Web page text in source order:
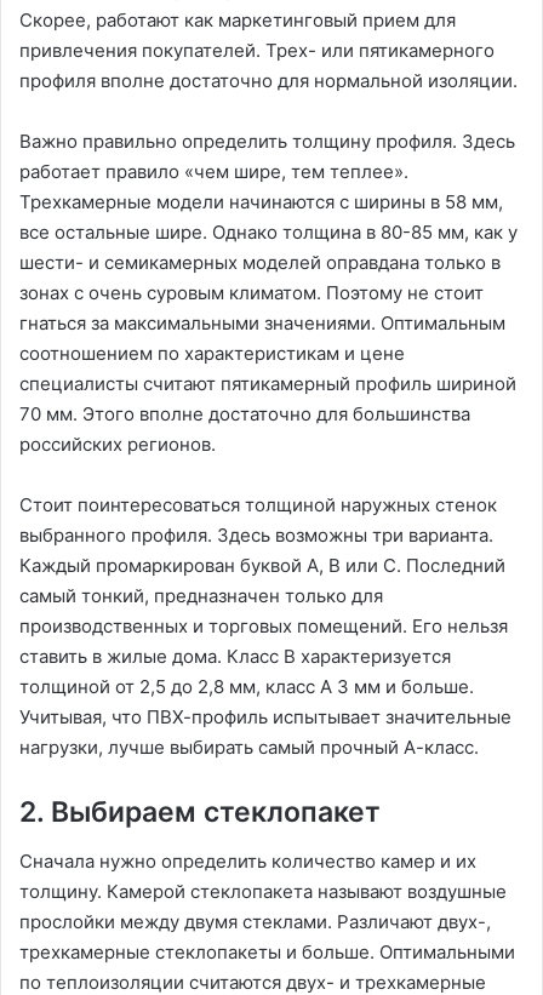
Скорее, работают как маркетинговый прием для
привлечения покупателей. Трех- или пятикамерного
профиля вполне достаточно для нормальной изоляции.
Важно правильно определить толщину профиля. Здесь
работает правило «чем шире, тем теплее».
Трехкамерные модели начинаются с ширины в 58 мм,
все остальные шире. Однако толщина в 80-85 мм, как у
шести- и семикамерных моделей оправдана только в
зонах с очень суровым климатом. Поэтому не стоит
гнаться за максимальными значениями. Оптимальным
соотношением по характеристикам и цене
специалисты считают пятикамерный профиль шириной
70 мм. Этого вполне достаточно для большинства
российских регионов.
Стоит поинтересоваться толщиной наружных стенок
выбранного профиля. Здесь возможны три варианта.
Каждый промаркирован буквой А, В или С. Последний
самый тонкий, предназначен только для
производственных и торговых помещений. Его нельзя
ставить в жилые дома. Класс В характеризуется
толщиной от 2,5 до 2,8 мм, класс А 3 мм и больше.
Учитывая, что ПВХ-профиль испытывает значительные
нагрузки, лучше выбирать самый прочный А-класс.
2. Выбираем стеклопакет
Сначала нужно определить количество камер и их
толщину. Камерой стеклопакета называют воздушные
прослойки между двумя стеклами. Различают двух-,
трехкамерные стеклопакеты и больше. Оптимальными
по теплоизоляции считаются двух- и трехкамерные